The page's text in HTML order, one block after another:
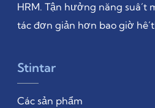
HRM. Tận hưởng năng suất
tác đơn giản hơn bao giờ
Stintar
Các sản phẩm